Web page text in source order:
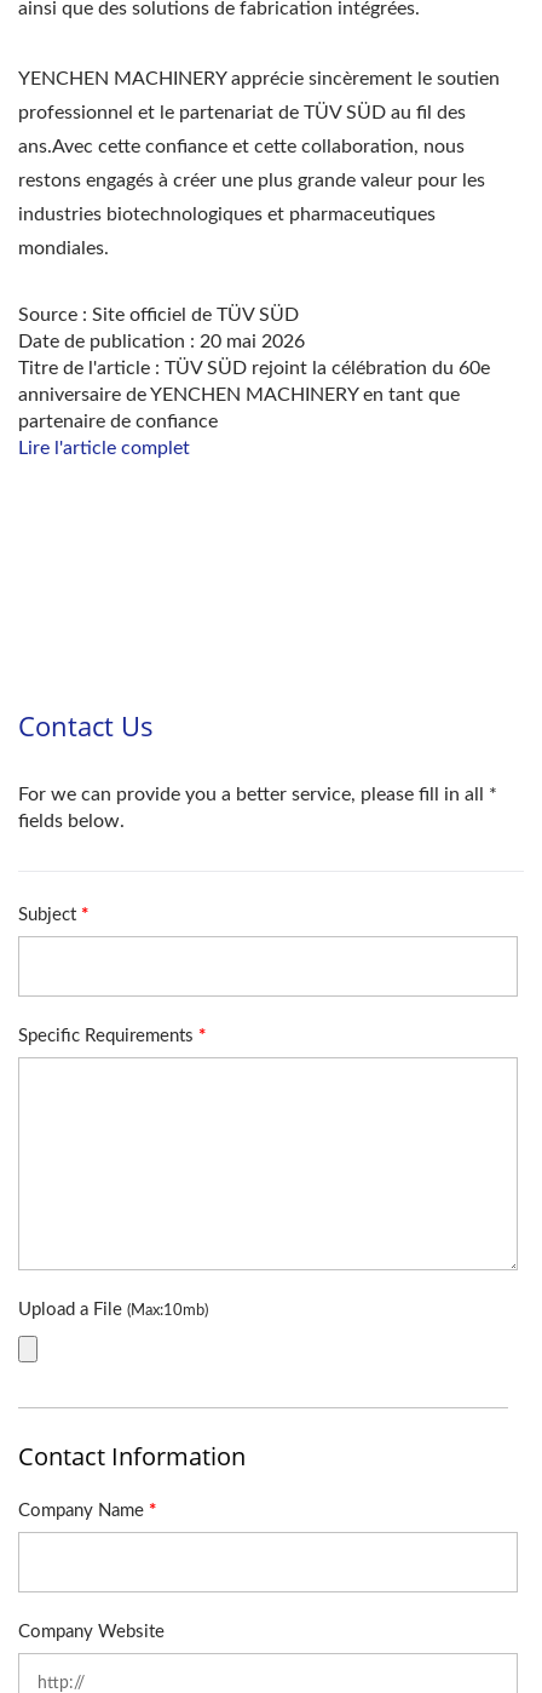
ainsi que des solutions de fabrication intégrées.
YENCHEN MACHINERY apprécie sincèrement le soutien
professionnel et le partenariat de TÜV SÜD au fil des
ans.Avec cette confiance et cette collaboration, nous
restons engagés à créer une plus grande valeur pour les
industries biotechnologiques et pharmaceutiques
mondiales.
Source : Site officiel de TÜV SÜD
Date de publication : 20 mai 2026
Titre de l'article : TÜV SÜD rejoint la célébration du 60e
anniversaire de YENCHEN MACHINERY en tant que
partenaire de confiance
Lire l'article complet